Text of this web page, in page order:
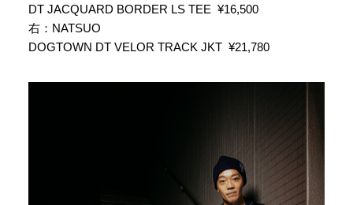
DT JACQUARD BORDER LS TEE ¥16,500
右：NATSUO
DOGTOWN DT VELOR TRACK JKT ¥21,780